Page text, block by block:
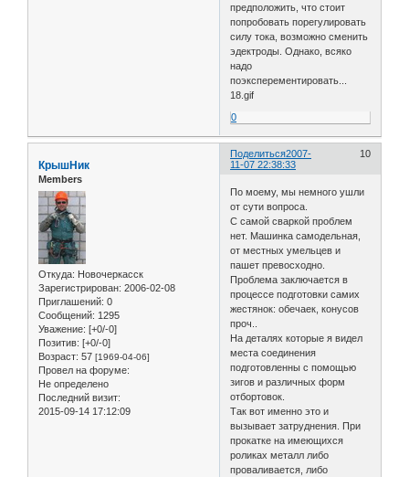
предположить, что стоит
попробовать порегулировать
силу тока, возможно сменить
эдектроды. Однако, всяко
надо
поэксперементировать...
18.gif
0
Поделиться 10
2007-
11-07 22:38:33
КрышНик
Members
Откуда: Новочеркасск
Зарегистрирован: 2006-02-08
Приглашений: 0
Сообщений: 1295
Уважение: [+0/-0]
Позитив: [+0/-0]
Возраст: 57 [1969-04-06]
Провел на форуме:
Не определено
Последний визит:
2015-09-14 17:12:09
По моему, мы немного ушли
от сути вопроса.
С самой сваркой проблем
нет. Машинка самодельная,
от местных умельцев и
пашет превосходно.
Проблема заключается в
процессе подготовки самих
жестянок: обечаек, конусов
проч..
На деталях которые я видел
места соединения
подготовленны с помощью
зигов и различных форм
отбортовок.
Так вот именно это и
вызывает затруднения. При
прокатке на имеющихся
роликах металл либо
проваливается, либо